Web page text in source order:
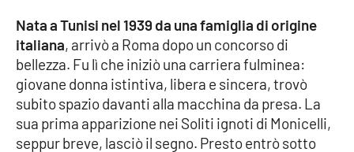
Cultura
Economia e Lavoro
Politica
Nata a Tunisi nel 1939 da una famiglia di origine
italiana, arrivò a Roma dopo un concorso di
bellezza. Fu lì che iniziò una carriera fulminea:
giovane donna istintiva, libera e sincera, trovò
subito spazio davanti alla macchina da presa. La
sua prima apparizione nei Soliti ignoti di Monicelli,
seppur breve, lasciò il segno. Presto entrò sotto